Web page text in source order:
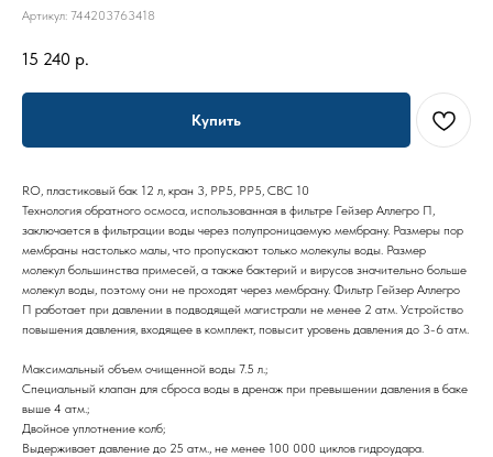
Артикул: 744203763418
15 240 р.
Купить
RO, пластиковый бак 12 л, кран 3, PP5, PP5, CBC 10
Технология обратного осмоса, использованная в фильтре Гейзер Аллегро П,
заключается в фильтрации воды через полупроницаемую мембрану. Размеры пор
мембраны настолько малы, что пропускают только молекулы воды. Размер
молекул большинства примесей, а также бактерий и вирусов значительно больше
молекул воды, поэтому они не проходят через мембрану. Фильтр Гейзер Аллегро
П работает при давлении в подводящей магистрали не менее 2 атм. Устройство
повышения давления, входящее в комплект, повысит уровень давления до 3-6 атм.
Максимальный объем очищенной воды 7.5 л.;
Специальный клапан для сброса воды в дренаж при превышении давления в баке
выше 4 атм.;
Двойное уплотнение колб;
Выдерживает давление до 25 атм., не менее 100 000 циклов гидроудара.